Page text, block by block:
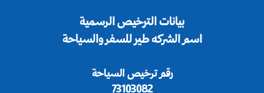
بيانات الترخيص الرسمية
اسم الشركه طير للسفر والسياحة
رقم ترخيص السياحة